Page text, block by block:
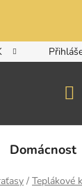
Domácnost
/ Teplákové